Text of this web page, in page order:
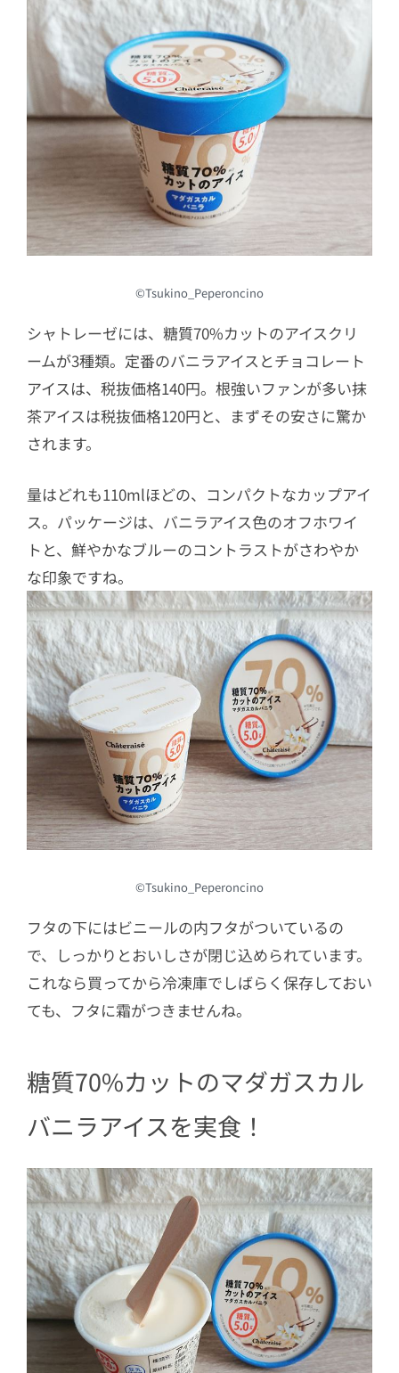
©Tsukino_Peperoncino
シャトレーゼには、糖質70%カットのアイスクリ
ームが3種類。定番のバニラアイスとチョコレート
アイスは、税抜価格140円。根強いファンが多い抹
茶アイスは税抜価格120円と、まずその安さに驚か
されます。
量はどれも110mlほどの、コンパクトなカップアイ
ス。パッケージは、バニラアイス色のオフホワイ
トと、鮮やかなブルーのコントラストがさわやか
な印象ですね。
©Tsukino_Peperoncino
フタの下にはビニールの内フタがついているの
で、しっかりとおいしさが閉じ込められています。
これなら買ってから冷凍庫でしばらく保存しておい
ても、フタに霜がつきませんね。
糖質70%カットのマダガスカル
バニラアイスを実食！